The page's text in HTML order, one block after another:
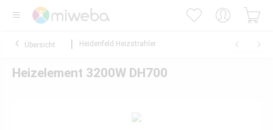
Übersicht Heidenfeld Heizstrahler
Heizelement 3200W DH700